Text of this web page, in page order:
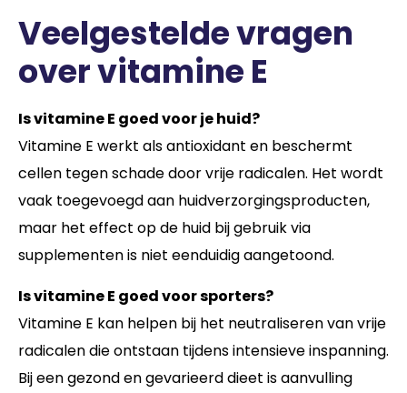
Veelgestelde vragen
over vitamine E
Is vitamine E goed voor je huid?
Vitamine E werkt als antioxidant en beschermt
cellen tegen schade door vrije radicalen. Het wordt
vaak toegevoegd aan huidverzorgingsproducten,
maar het effect op de huid bij gebruik via
supplementen is niet eenduidig aangetoond.
Is vitamine E goed voor sporters?
Vitamine E kan helpen bij het neutraliseren van vrije
radicalen die ontstaan tijdens intensieve inspanning.
Bij een gezond en gevarieerd dieet is aanvulling